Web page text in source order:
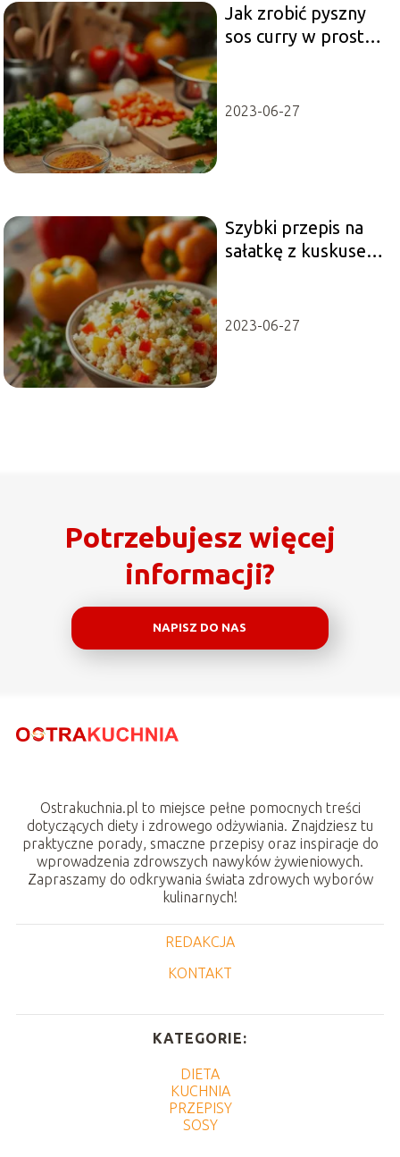
Jak zrobić pyszny
sos curry w prosty
2023-06-27
Szybki przepis na
sałatkę z kuskusem,
2023-06-27
Potrzebujesz więcej
informacji?
NAPISZ DO NAS
Ostrakuchnia.pl to miejsce pełne pomocnych treści
dotyczących diety i zdrowego odżywiania. Znajdziesz tu
praktyczne porady, smaczne przepisy oraz inspiracje do
wprowadzenia zdrowszych nawyków żywieniowych.
Zapraszamy do odkrywania świata zdrowych wyborów
kulinarnych!
REDAKCJA
KONTAKT
KATEGORIE:
DIETA
KUCHNIA
PRZEPISY
SOSY